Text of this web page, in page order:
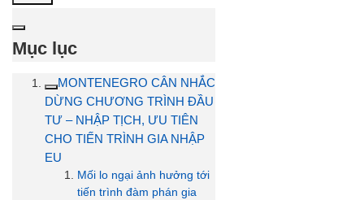
Mục lục
MONTENEGRO CÂN NHẮC
DỪNG CHƯƠNG TRÌNH ĐẦU
TƯ – NHẬP TỊCH, ƯU TIÊN
CHO TIẾN TRÌNH GIA NHẬP
EU
Mối lo ngại ảnh hưởng tới
tiến trình đàm phán gia